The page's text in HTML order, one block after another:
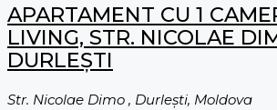
APARTAMENT CU 1
LIVING, STR. NICOLAE
DURLEȘTI
Str. Nicolae Dimo , Durleşti, Moldova